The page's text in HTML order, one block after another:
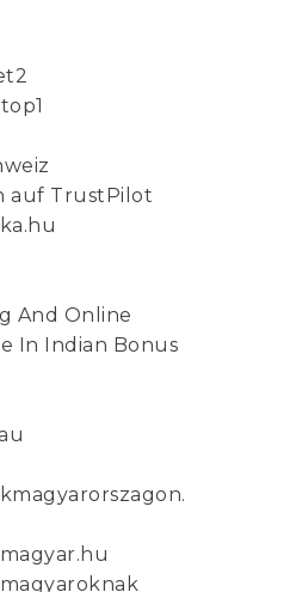
auf TrustPilot
And Online
In Indian Bonus